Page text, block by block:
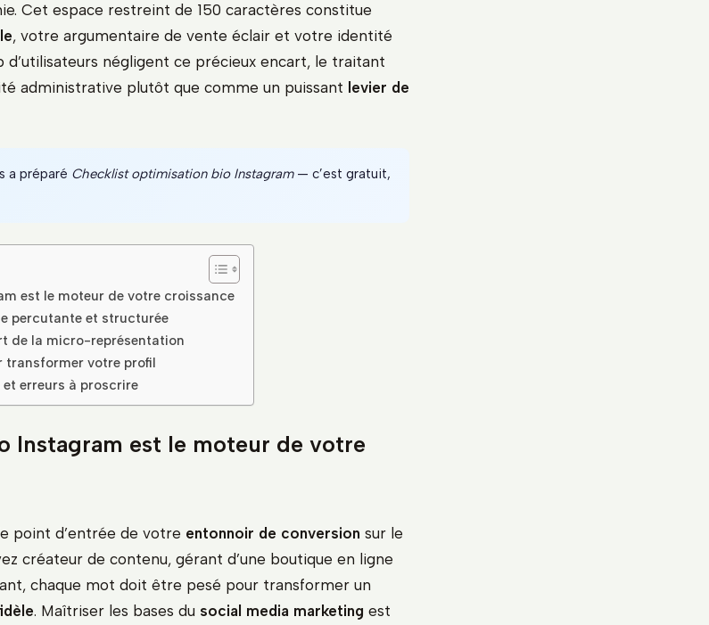
Cet espace restreint de 150 caractères constitue
, votre argumentaire de vente éclair et votre identité
d’utilisateurs négligent ce précieux encart, le traitant
administrative plutôt que comme un puissant levier de
a préparé Checklist optimisation bio Instagram— c’est gratuit,
est le moteur de votre croissance
percutante et structurée
de la micro-représentation
transformer votre profil
erreurs à proscrire
Instagram est le moteur de votre
point d’entrée de votre entonnoir de conversion sur le
créateur de contenu, gérant d’une boutique en ligne
chaque mot doit être pesé pour transformer un
. Maîtriser les bases du social media marketing est